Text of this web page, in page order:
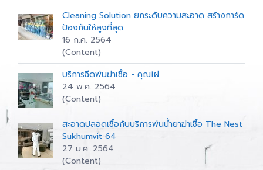
Cleaning Solution ยกระดับความสะอาด สร้างการ์ด
ป้องกันให้สูงที่สุด
16 ก.ค. 2564
(Content)
บริการฉีดพ่นฆ่าเชื้อ - คุณไผ่
24 พ.ค. 2564
(Content)
สะอาดปลอดเชื้อกับบริการพ่นน้ำยาฆ่าเชื้อ The Nest
Sukhumvit 64
27 ม.ค. 2564
(Content)